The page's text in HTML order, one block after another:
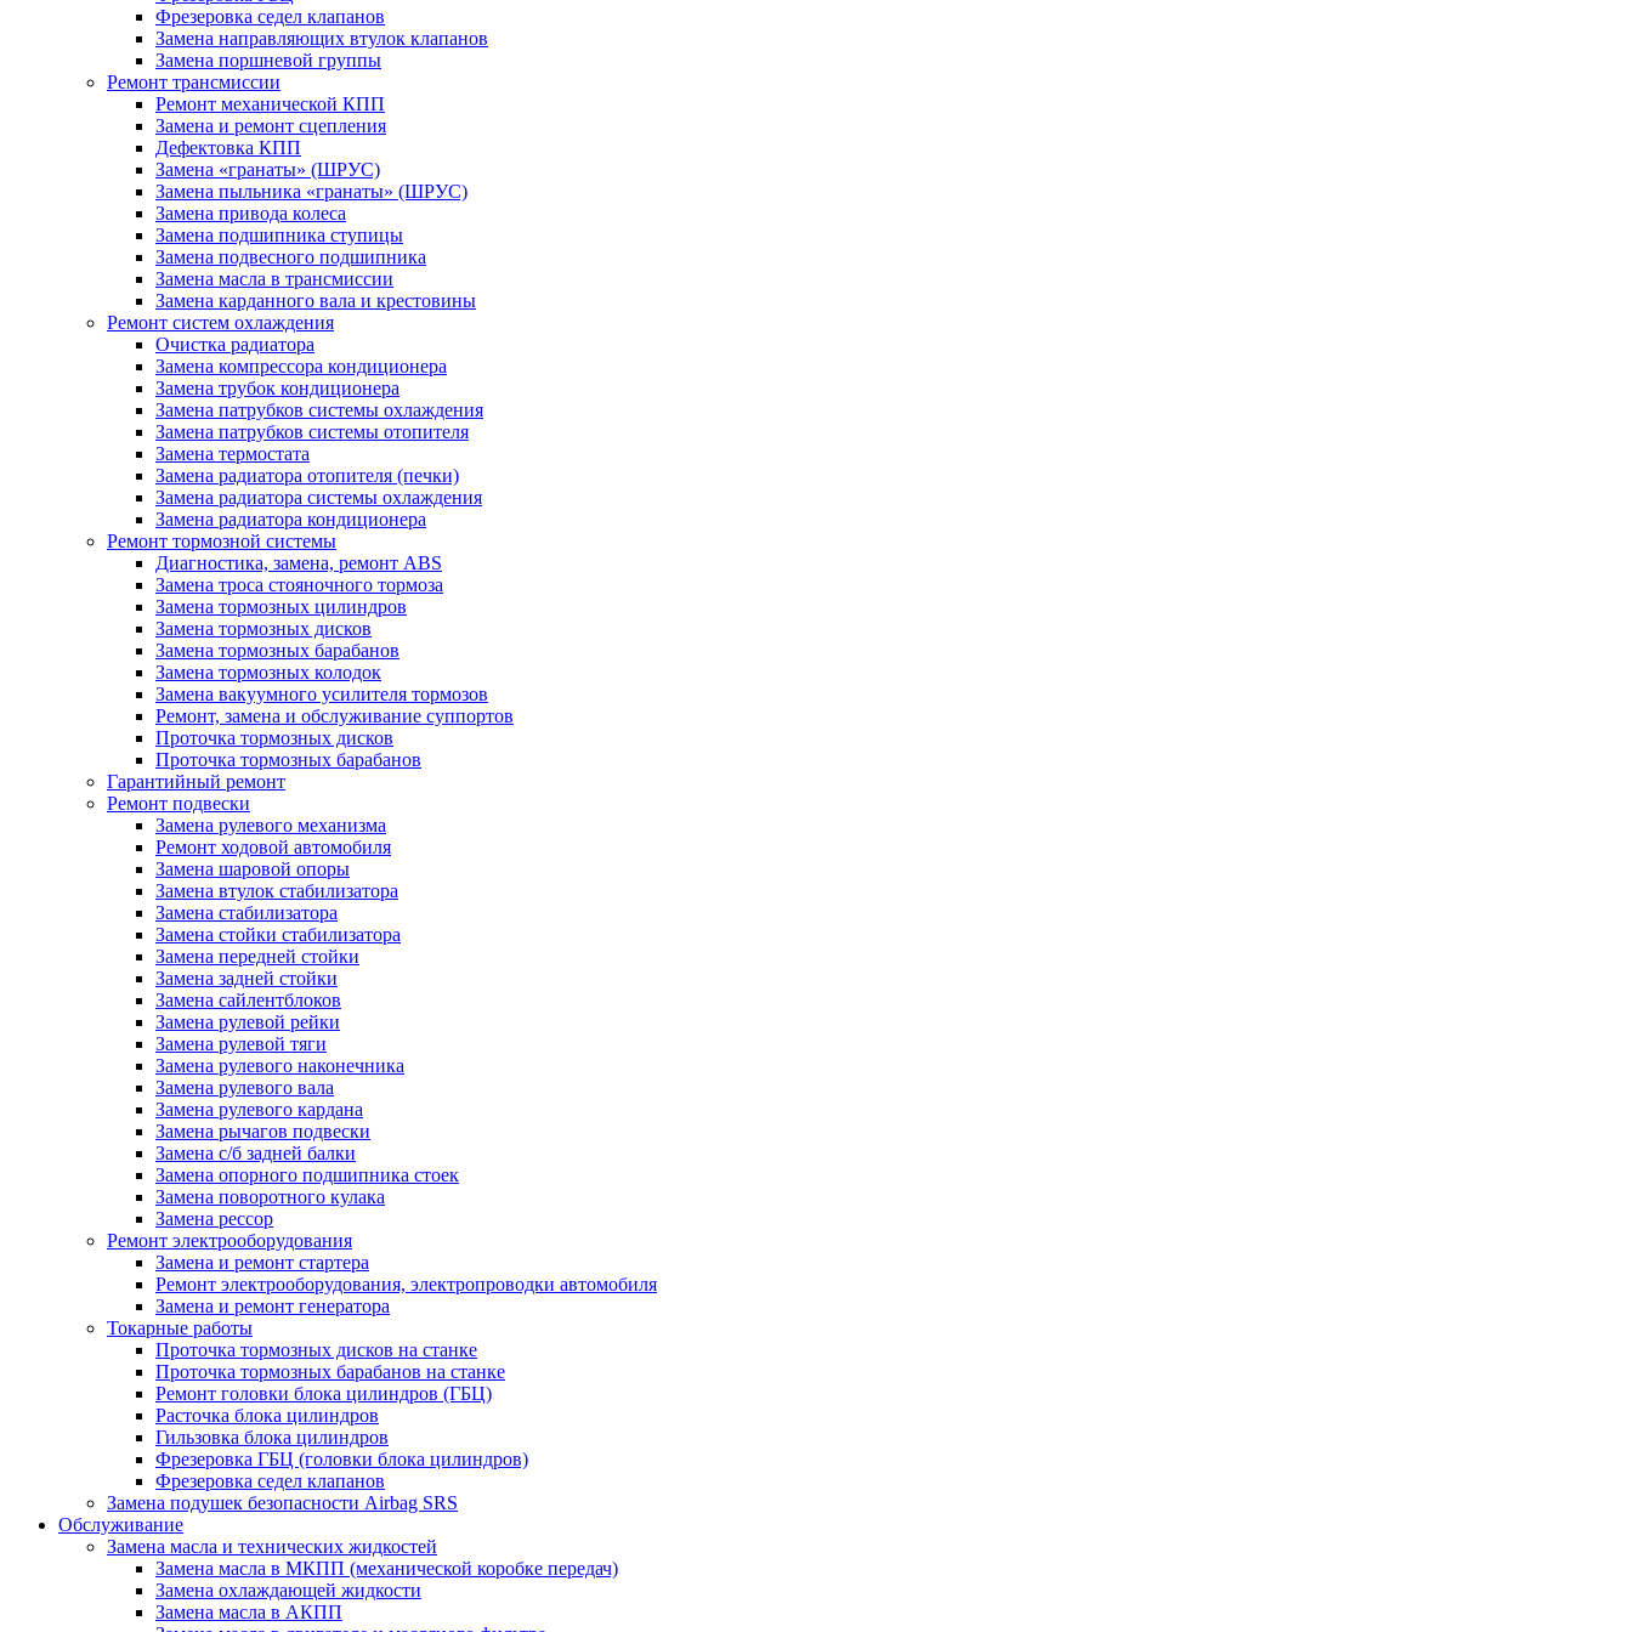
Фрезеровка седел клапанов
Замена направляющих втулок клапанов
Замена поршневой группы
Ремонт трансмиссии
Ремонт механической КПП
Замена и ремонт сцепления
Дефектовка КПП
Замена «гранаты» (ШРУС)
Замена пыльника «гранаты» (ШРУС)
Замена привода колеса
Замена подшипника ступицы
Замена подвесного подшипника
Замена масла в трансмиссии
Замена карданного вала и крестовины
Ремонт систем охлаждения
Очистка радиатора
Замена компрессора кондиционера
Замена трубок кондиционера
Замена патрубков системы охлаждения
Замена патрубков системы отопителя
Замена термостата
Замена радиатора отопителя (печки)
Замена радиатора системы охлаждения
Замена радиатора кондиционера
Ремонт тормозной системы
Диагностика, замена, ремонт ABS
Замена троса стояночного тормоза
Замена тормозных цилиндров
Замена тормозных дисков
Замена тормозных барабанов
Замена тормозных колодок
Замена вакуумного усилителя тормозов
Ремонт, замена и обслуживание суппортов
Проточка тормозных дисков
Проточка тормозных барабанов
Гарантийный ремонт
Ремонт подвески
Замена рулевого механизма
Ремонт ходовой автомобиля
Замена шаровой опоры
Замена втулок стабилизатора
Замена стабилизатора
Замена стойки стабилизатора
Замена передней стойки
Замена задней стойки
Замена сайлентблоков
Замена рулевой рейки
Замена рулевой тяги
Замена рулевого наконечника
Замена рулевого вала
Замена рулевого кардана
Замена рычагов подвески
Замена с/б задней балки
Замена опорного подшипника стоек
Замена поворотного кулака
Замена рессор
Ремонт электрооборудования
Замена и ремонт стартера
Ремонт электрооборудования, электропроводки автомобиля
Замена и ремонт генератора
Токарные работы
Проточка тормозных дисков на станке
Проточка тормозных барабанов на станке
Ремонт головки блока цилиндров (ГБЦ)
Расточка блока цилиндров
Гильзовка блока цилиндров
Фрезеровка ГБЦ (головки блока цилиндров)
Фрезеровка седел клапанов
Замена подушек безопасности Airbag SRS
Обслуживание
Замена масла и технических жидкостей
Замена масла в МКПП (механической коробке передач)
Замена охлаждающей жидкости
Замена масла в АКПП